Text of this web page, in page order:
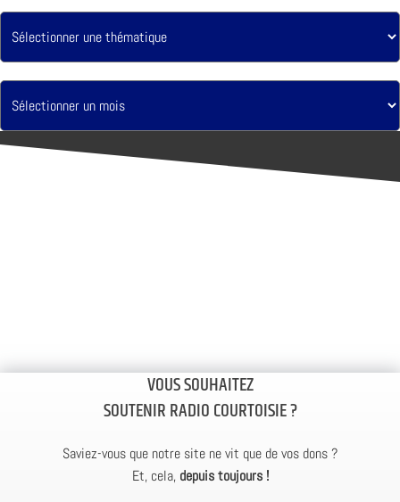
VOUS SOUHAITEZ
SOUTENIR RADIO COURTOISIE ?
Saviez-vous que notre site ne vit que de vos dons ?
Et, cela, depuis toujours !